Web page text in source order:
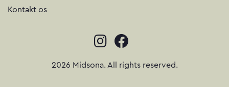
Kontakt os
2026 Midsona. All rights reserved.